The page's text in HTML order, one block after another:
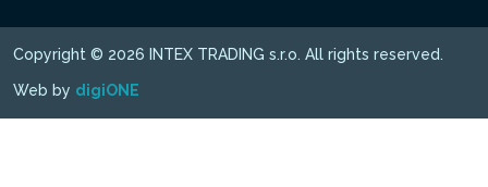
Copyright © 2026 INTEX TRADING s.r.o. All rights reserved.
Web by digiONE